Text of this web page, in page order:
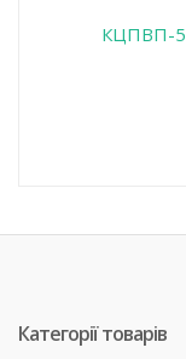
КЦПВП-5
Категорії товарів